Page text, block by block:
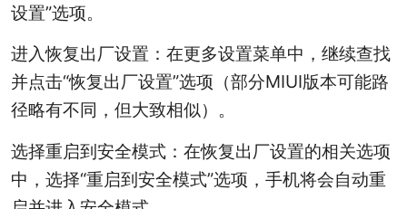
设置”选项。
进入恢复出厂设置：在更多设置菜单中，继续查找
并点击“恢复出厂设置”选项（部分MIUI版本可能路
径略有不同，但大致相似）。
选择重启到安全模式：在恢复出厂设置的相关选项
中，选择“重启到安全模式”选项，手机将会自动重